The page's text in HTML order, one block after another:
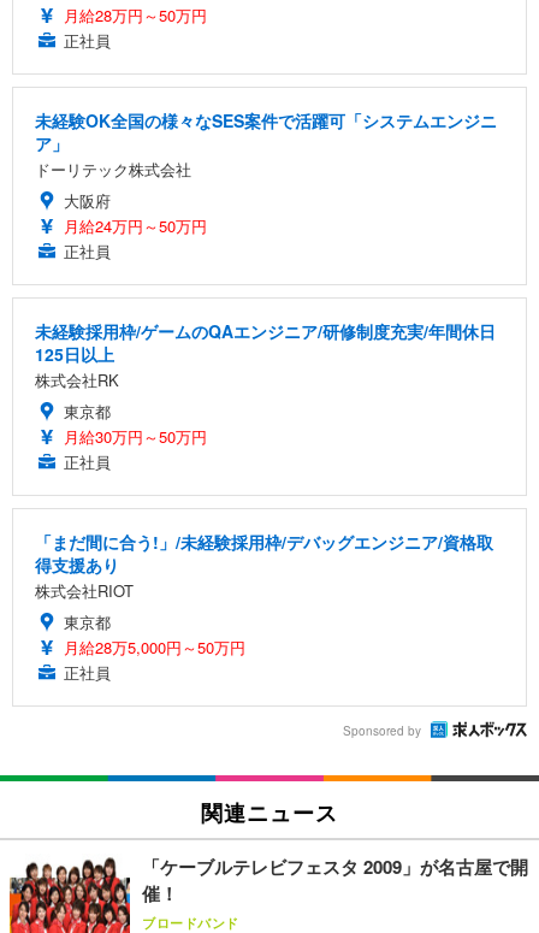
月給28万円～50万円
正社員
未経験OK全国の様々なSES案件で活躍可「システムエンジニ
ア」
ドーリテック株式会社
大阪府
月給24万円～50万円
正社員
未経験採用枠/ゲームのQAエンジニア/研修制度充実/年間休日
125日以上
株式会社RK
東京都
月給30万円～50万円
正社員
「まだ間に合う!」/未経験採用枠/デバッグエンジニア/資格取
得支援あり
株式会社RIOT
東京都
月給28万5,000円～50万円
正社員
Sponsored by
関連ニュース
「ケーブルテレビフェスタ 2009」が名古屋で開
催！
ブロードバンド